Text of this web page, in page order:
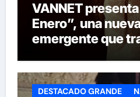
VANNET
Enero”, una
emergente que
DESTACADO GRANDE